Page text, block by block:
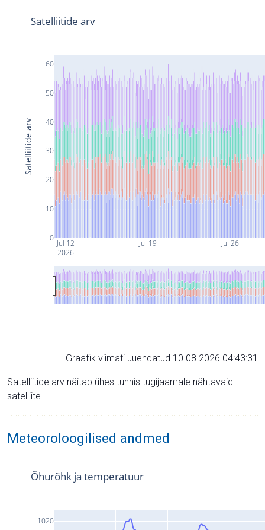
Jul 12
2026
Jul 19 Jul 26
0
10
20
30
40
50
60
Satelliitide arv
Satelliitide arv
Graafik viimati uuendatud 10.08.2026 04:43:31
Satelliitide arv näitab ühes tunnis tugijaamale nähtavaid
satelliite.
Meteoroloogilised andmed
1020
Õhurõhk ja temperatuur